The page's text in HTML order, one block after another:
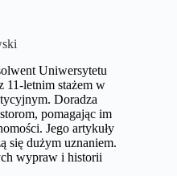
Uniwersytetu
11-letnim stażem w
Doradza
pomagając im
Jego artykuły
się dużym uznaniem.
wypraw i historii